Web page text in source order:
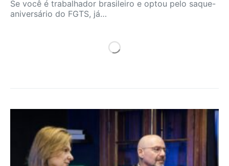
Se você é trabalhador brasileiro e optou pelo saque-
aniversário do FGTS, já…